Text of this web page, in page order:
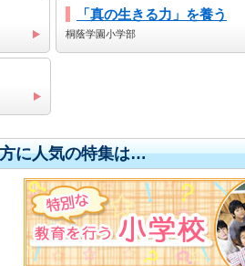
「真の生きる力」を養う
桐蔭学園小学部
に人気の特集は…